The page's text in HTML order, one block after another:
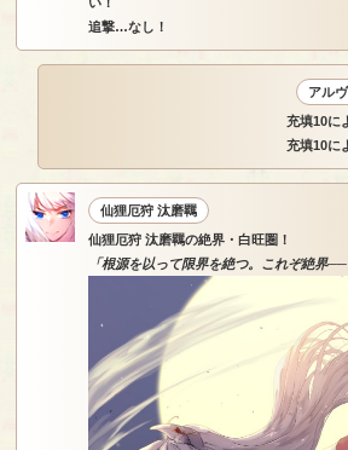
追撃…なし！
アル
充填10に
充填10に
仙狸厄狩 汰磨羈
仙狸厄狩 汰磨羈の絶界・白旺圏！
「根源を以って限界を絶つ。これぞ絶界──